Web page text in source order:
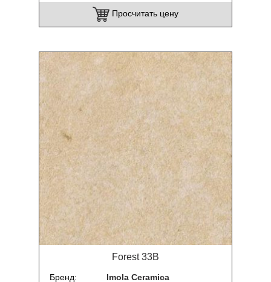
Просчитать цену
Forest 33B
Бренд
Imola Ceramica